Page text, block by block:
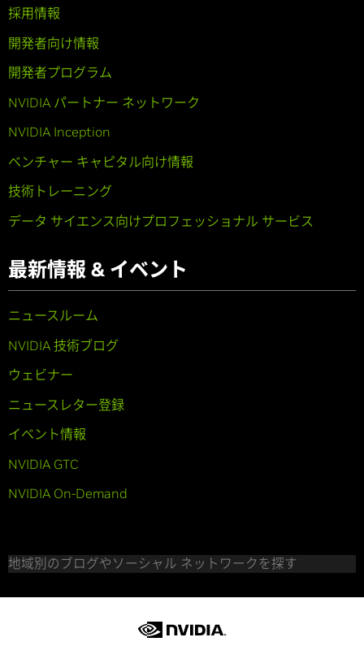
採用情報
開発者向け情報
開発者プログラム
NVIDIA パートナー ネットワーク
NVIDIA Inception
ベンチャー キャピタル向け情報
技術トレーニング
データ サイエンス向けプロフェッショナル サービス
最新情報 & イベント
ニュースルーム
NVIDIA 技術ブログ
ウェビナー
ニュースレター登録
イベント情報
NVIDIA GTC
NVIDIA On-Demand
地域別のブログやソーシャル ネットワークを探す